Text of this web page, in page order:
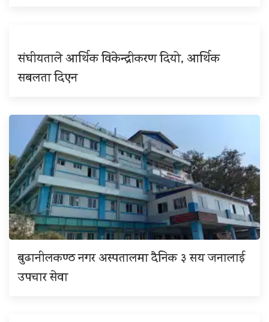
संघीयताले आर्थिक विकेन्द्रीकरण दियो, आर्थिक
सबलता दिएन
बुढानीलकण्ठ नगर अस्पतालमा दैनिक ३ सय जनालाई
उपचार सेवा